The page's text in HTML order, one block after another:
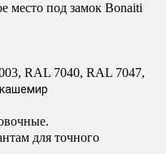
место под замок Bonaiti
RAL 7040, RAL 7047,
кашемир
для точного